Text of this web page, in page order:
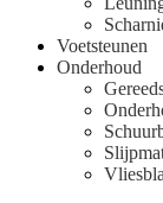
Voetsteunen
Onderhoud